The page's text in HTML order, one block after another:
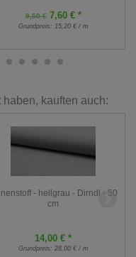
9,50 €7,60 € *
Grundpreis: 15,20 € / m
kauften auch:
- hellgrau - Dirndl - 50
cm
14,00 € *
Grundpreis: 28,00 € / m